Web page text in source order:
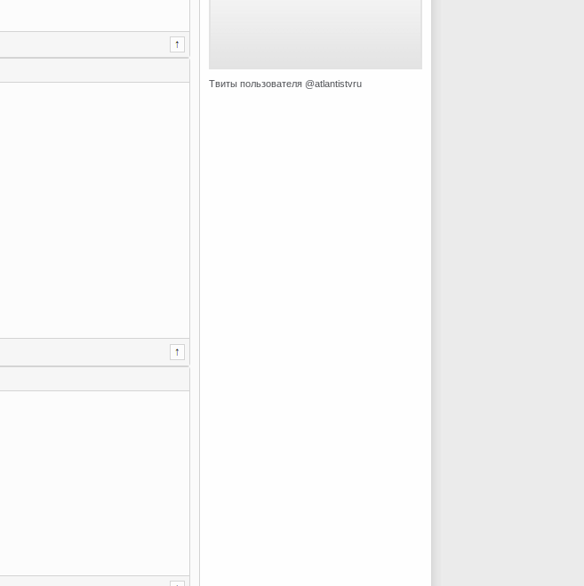
Твиты пользователя @atlantistvru